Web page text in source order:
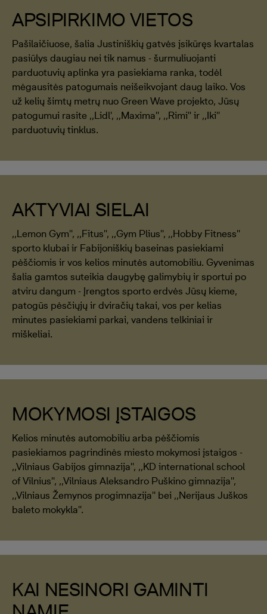
APSIPIRKIMO VIETOS
Pašilaičiuose, šalia Justiniškių gatvės įsikūręs kvartalas
pasiūlys daugiau nei tik namus - šurmuliuojanti
parduotuvių aplinka yra pasiekiama ranka, todėl
mėgausitės patogumais neišeikvojant daug laiko. Vos
už kelių šimtų metrų nuo Green Wave projekto, Jūsų
patogumui rasite ,,Lidl', ,,Maxima'', ,,Rimi'' ir ,,Iki''
parduotuvių tinklus.
AKTYVIAI SIELAI
,,Lemon Gym'', ,,Fitus'', ,,Gym Plius'', ,,Hobby Fitness''
sporto klubai ir Fabijoniškių baseinas pasiekiami
pėščiomis ir vos kelios minutės automobiliu. Gyvenimas
šalia gamtos suteikia daugybę galimybių ir sportui po
atviru dangum - Įrengtos sporto erdvės Jūsų kieme,
patogūs pėsčiųjų ir dviračių takai, vos per kelias
minutes pasiekiami parkai, vandens telkiniai ir
miškeliai.
MOKYMOSI ĮSTAIGOS
Kelios minutės automobiliu arba pėščiomis
pasiekiamos pagrindinės miesto mokymosi įstaigos -
,,Vilniaus Gabijos gimnazija'', ,,KD international school
of Vilnius'', ,,Vilniaus Aleksandro Puškino gimnazija'',
,,Vilniaus Žemynos progimnazija'' bei ,,Nerijaus Juškos
baleto mokykla''.
KAI NESINORI GAMINTI